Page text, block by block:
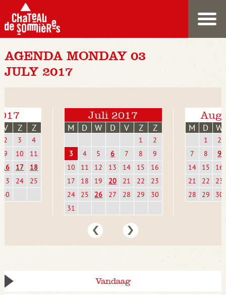
AGENDA MONDAY 03
JULY 2017
V Z Z
2 3
4
9
10
11
16
17
18
23
24
25
30
Juli 2017
M D W D V Z Z
1
2
3
4 5 6 7 8
9
10
11 12 13 14 15
16
17
18 19 20 21 22
23
24
25 26 27 28 29
30
31
M D W
1
2
7
8
9
14
15
16
21
22
23
28
29 30
Vandaag